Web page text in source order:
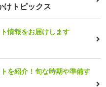
けトピックス
情報をお届けします
を紹介！旬な時期や準備す